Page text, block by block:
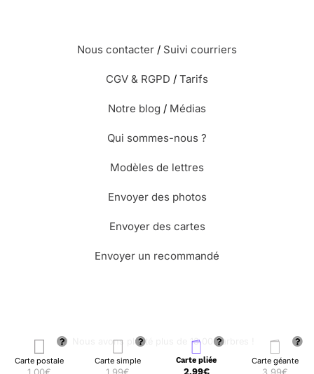
Carte postale Carte simple Carte pliée
2,99€
Carte géante
Nous contacter / Suivi courriers
CGV & RGPD / Tarifs
Notre blog / Médias
Qui sommes-nous ?
Modèles de lettres
Envoyer des photos
Envoyer des cartes
Envoyer un recommandé
🌳 Nous avons planté plus de 13.000 arbres !